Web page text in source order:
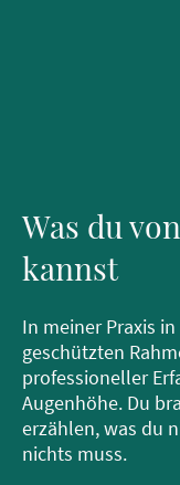
Was du
kannst
In meiner Praxis
geschützten
professioneller
Augenhöhe. Du
erzählen, was du
nichts muss.